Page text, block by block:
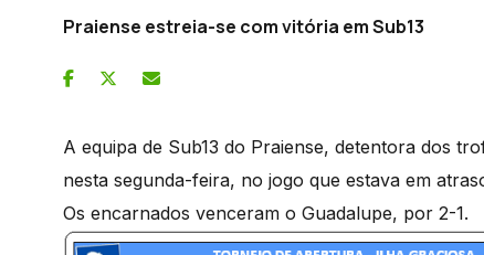
Praiense estreia-se com vitória em Sub13
A equipa de Sub13 do Praiense, detentora dos
nesta segunda-feira, no jogo que estava em
Os encarnados venceram o Guadalupe, por 2-1.